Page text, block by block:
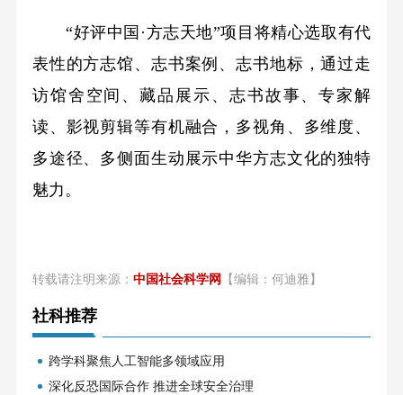
“好评中国·方志天地”项目将精心选取有代
表性的方志馆、志书案例、志书地标，通过走
访馆舍空间、藏品展示、志书故事、专家解
读、影视剪辑等有机融合，多视角、多维度、
多途径、多侧面生动展示中华方志文化的独特
魅力。
转载请注明来源： 中国社会科学网 【编辑：何迪雅】
社科推荐
跨学科聚焦人工智能多领域应用
深化反恐国际合作 推进全球安全治理